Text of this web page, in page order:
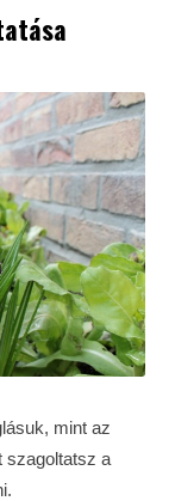
mint az
szagoltatsz a